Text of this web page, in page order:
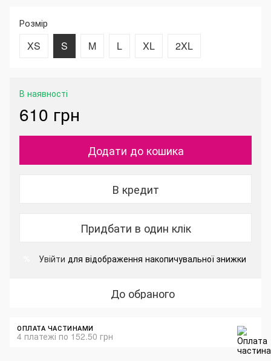
Розмір
XS S M L XL 2XL
В наявності
610 грн
Додати до кошика
В кредит
Придбати в один клік
Увійти для відображення накопичувальної знижки
До обраного
ОПЛАТА ЧАСТИНАМИ
4 платежі по 152.50 грн